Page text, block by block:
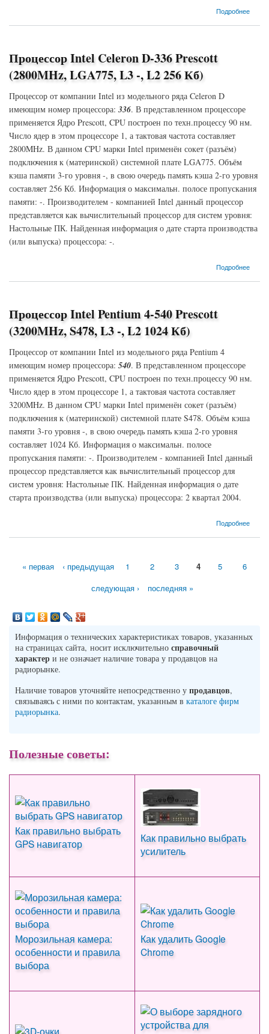
Подробнее
о Процессор Intel Celeron D-326 Prescott (2533MHz, LGA775, L3 -, L2 256 Кб)
Процессор Intel Celeron D-336 Prescott
(2800MHz, LGA775, L3 -, L2 256 Кб)
Процессор от компании Intel из модельного ряда Celeron D
имеющим номер процессора: 336. В представленном процессоре
применяется Ядро Prescott, CPU построен по техн.процессу 90 нм.
Число ядер в этом процессоре 1, а тактовая частота составляет
2800MHz. В данном CPU марки Intel применён сокет (разъём)
подключения к (материнской) системной плате LGA775. Объём
кэша памяти 3-го уровня -, в свою очередь память кэша 2-го уровня
составляет 256 Кб. Информация о максимальн. полосе пропускания
памяти: -. Производителем - компанией Intel данный процессор
представляется как вычислительный процессор для систем уровня:
Настольные ПК. Найденная информация о дате старта производства
(или выпуска) процессора: -.
Подробнее
о Процессор Intel Celeron D-336 Prescott (2800MHz, LGA775, L3 -, L2 256 Кб)
Процессор Intel Pentium 4-540 Prescott
(3200MHz, S478, L3 -, L2 1024 Кб)
Процессор от компании Intel из модельного ряда Pentium 4
имеющим номер процессора: 540. В представленном процессоре
применяется Ядро Prescott, CPU построен по техн.процессу 90 нм.
Число ядер в этом процессоре 1, а тактовая частота составляет
3200MHz. В данном CPU марки Intel применён сокет (разъём)
подключения к (материнской) системной плате S478. Объём кэша
памяти 3-го уровня -, в свою очередь память кэша 2-го уровня
составляет 1024 Кб. Информация о максимальн. полосе
пропускания памяти: -. Производителем - компанией Intel данный
процессор представляется как вычислительный процессор для
систем уровня: Настольные ПК. Найденная информация о дате
старта производства (или выпуска) процессора: 2 квартал 2004.
Подробнее
о Процессор Intel Pentium 4-540 Prescott (3200MHz, S478, L3 -, L2 1024 Кб)
Страницы
« первая ‹ предыдущая 1 2 3 4 5
6
следующая ›
последняя »
Информация о технических характеристиках товаров, указанных
на страницах сайта, носит исключительно справочный
характер и не означает наличие товара у продавцов на
радиорынке.
Наличие товаров уточняйте непосредственно у продавцов,
связываясь с ними по контактам, указанным в каталоге фирм
радиорынка.
Полезные советы:
Как правильно выбрать
GPS навигатор
Как правильно выбрать
усилитель
Морозильная камера:
особенности и правила
выбора
Как удалить Google
Chrome